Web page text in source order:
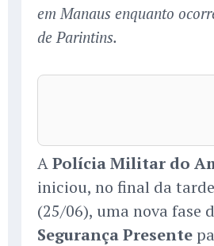
em Manaus enquanto
de Parintins.
APolícia Militar do
iniciou, no final da
(25/06), uma nova fase
Segurança Presente